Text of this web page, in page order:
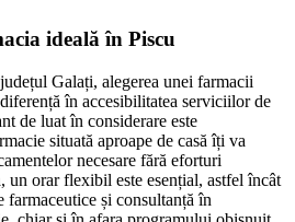
ideală în Piscu
Galați, alegerea unei farmacii
în accesibilitatea serviciilor de
de luat în considerare este
situată aproape de casă îți va
necesare fără eforturi
un orar flexibil este esențial, astfel încât
farmaceutice și consultanță în